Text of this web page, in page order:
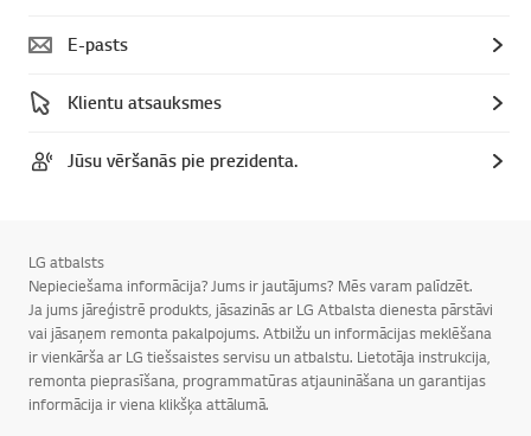
E-pasts
Klientu atsauksmes
Jūsu vēršanās pie prezidenta.
LG atbalsts
Nepieciešama informācija? Jums ir jautājums? Mēs varam palīdzēt.
Ja jums jāreģistrē produkts, jāsazinās ar LG Atbalsta dienesta pārstāvi
vai jāsaņem remonta pakalpojums. Atbilžu un informācijas meklēšana
ir vienkārša ar LG tiešsaistes servisu un atbalstu. Lietotāja instrukcija,
remonta pieprasīšana, programmatūras atjaunināšana un garantijas
informācija ir viena klikšķa attālumā.